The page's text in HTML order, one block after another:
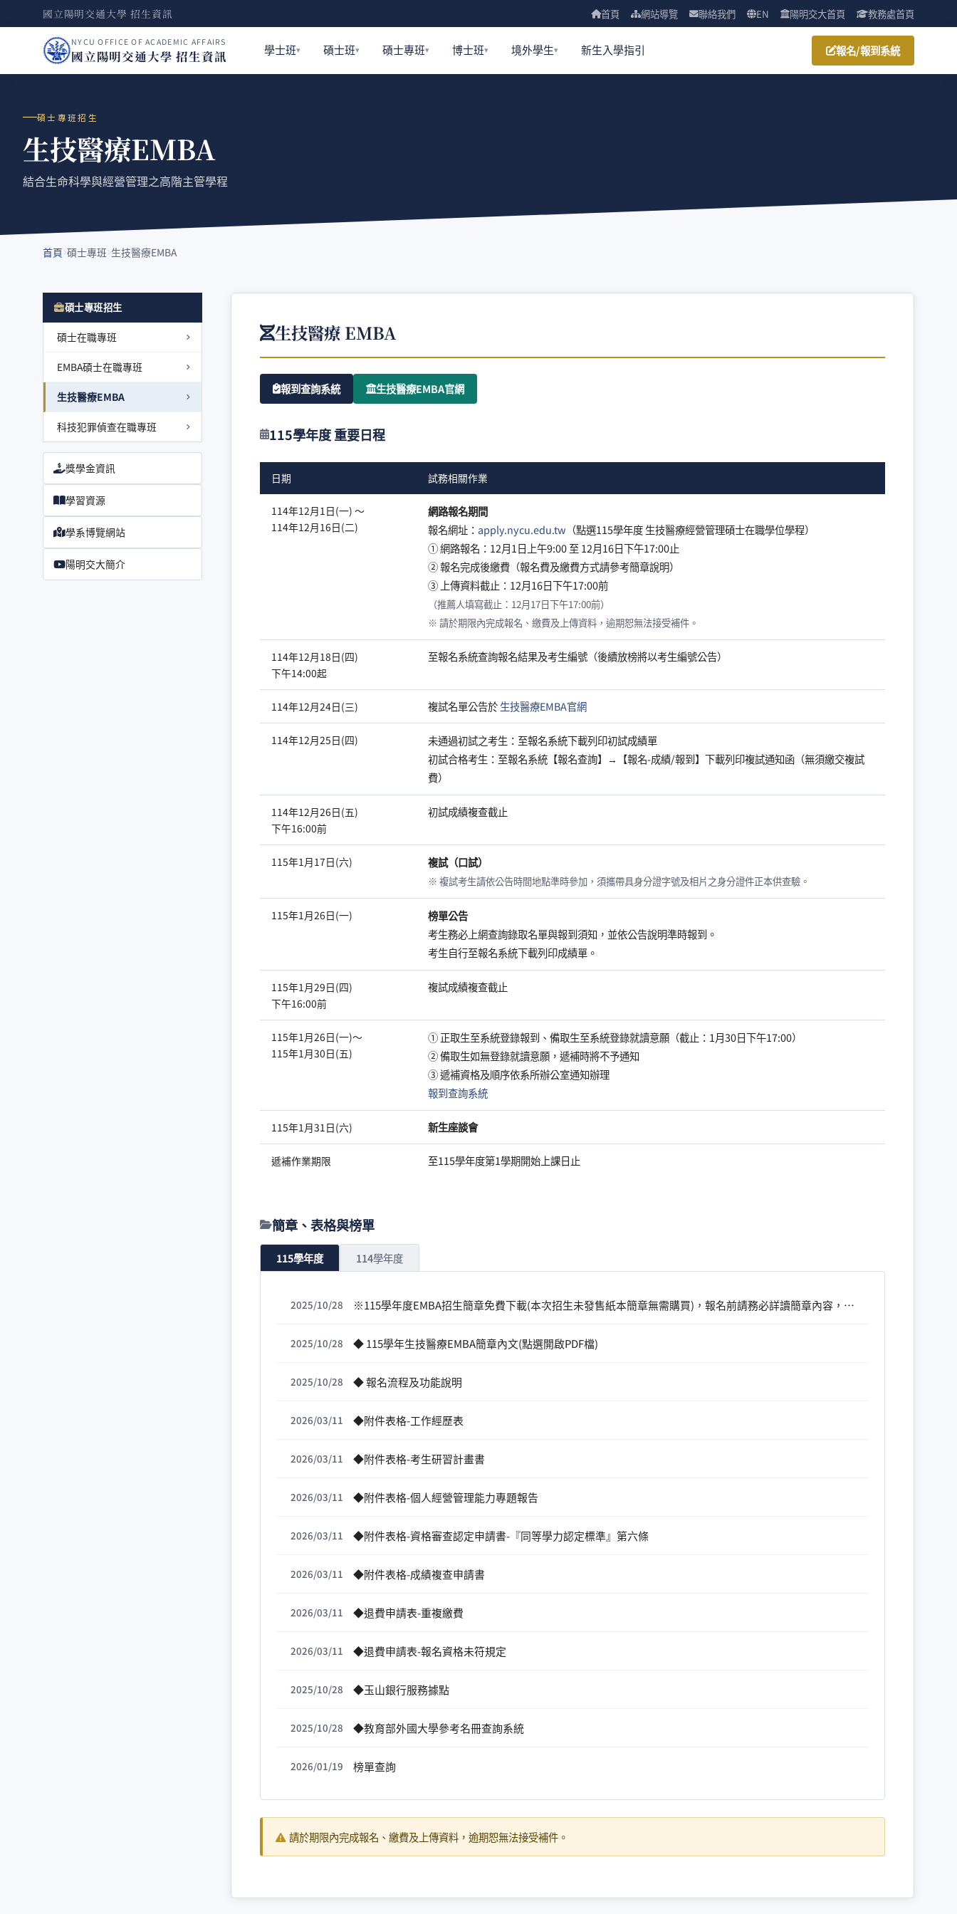
國立陽明交通大學 招生資訊 首頁 網站導覽 聯絡我們 EN 陽明交大首頁 教務處首頁
NYCU OFFICE OF ACADEMIC AFFAIRS
國立陽明交通大學 招生資訊 學士班 碩士班 碩士專班 博士班 境外學生 新生入學指引 報名/報到系統
碩士專班招生
生技醫療EMBA
結合生命科學與經營管理之高階主管學程
首頁 碩士專班 生技醫療EMBA
碩士專班招生
碩士在職專班
EMBA碩士在職專班
生技醫療EMBA
科技犯罪偵查在職專班
獎學金資訊
學習資源
學系博覽網站
陽明交大簡介
生技醫療 EMBA
報到查詢系統 生技醫療EMBA官網
115學年度 重要日程
日期 試務相關作業
114年12月1日(一) ～
114年12月16日(二)
網路報名期間
報名網址： apply.nycu.edu.tw （點選115學年度 生技醫療經營管理碩士在職學位學程）
① 網路報名：12月1日上午9:00 至 12月16日下午17:00止
② 報名完成後繳費（報名費及繳費方式請參考簡章說明）
③ 上傳資料截止：12月16日下午17:00前
（推薦人填寫截止：12月17日下午17:00前）
※ 請於期限內完成報名、繳費及上傳資料，逾期恕無法接受補件。
114年12月18日(四)
下午14:00起
至報名系統查詢報名結果及考生編號（後續放榜將以考生編號公告）
114年12月24日(三) 複試名單公告於生技醫療EMBA官網
114年12月25日(四)
未通過初試之考生：至報名系統下載列印初試成績單
初試合格考生：至報名系統【報名查詢】→【報名-成績/報到】下載列印複試通知函（無須繳交複試
費）
114年12月26日(五)
下午16:00前
初試成績複查截止
115年1月17日(六) 複試（口試）
※ 複試考生請依公告時間地點準時參加，須攜帶具身分證字號及相片之身分證件正本供查驗。
115年1月26日(一)
榜單公告
考生務必上網查詢錄取名單與報到須知，並依公告說明準時報到。
考生自行至報名系統下載列印成績單。
115年1月29日(四)
下午16:00前
複試成績複查截止
115年1月26日(一)～
115年1月30日(五)
① 正取生至系統登錄報到、備取生至系統登錄就讀意願（截止：1月30日下午17:00）
② 備取生如無登錄就讀意願，遞補時將不予通知
③ 遞補資格及順序依系所辦公室通知辦理
報到查詢系統
115年1月31日(六) 新生座談會
遞補作業期限 至115學年度第1學期開始上課日止
簡章、表格與榜單
115學年度 114學年度
2025/10/28 ※115學年度EMBA招生簡章免費下載(本次招生未發售紙本簡章無需購買)，報名前請務必詳讀簡章內容，避免資料遺漏。
2025/10/28 ◆ 115學年生技醫療EMBA簡章內文(點選開啟PDF檔)
2025/10/28 ◆ 報名流程及功能說明
2026/03/11 ◆附件表格-工作經歷表
2026/03/11 ◆附件表格-考生研習計畫書
2026/03/11 ◆附件表格-個人經營管理能力專題報告
2026/03/11 ◆附件表格-資格審查認定申請書-『同等學力認定標準』第六條
2026/03/11 ◆附件表格-成績複查申請書
2026/03/11 ◆退費申請表-重複繳費
2026/03/11 ◆退費申請表-報名資格未符規定
2025/10/28 ◆玉山銀行服務據點
2025/10/28 ◆教育部外國大學參考名冊查詢系統
2026/01/19 榜單查詢
請於期限內完成報名、繳費及上傳資料，逾期恕無法接受補件。